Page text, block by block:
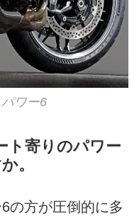
ワー6
寄りのパワー
。
の方が圧倒的に多